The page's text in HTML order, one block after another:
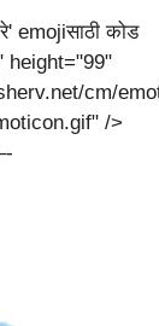
emojiसाठी कोड
height="99"
cm/
" />